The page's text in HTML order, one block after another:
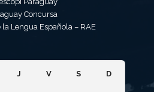
Concursa
Lengua Española – RAE
J V S D